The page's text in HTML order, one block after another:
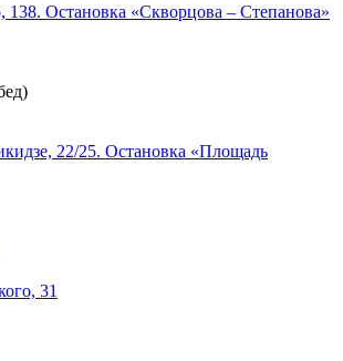
138. Остановка «Скворцова – Степанова»
22/25. Остановка «Площадь
31